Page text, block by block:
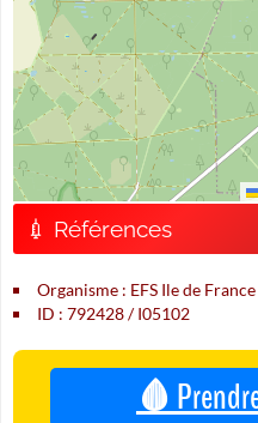
💉 Références
Organisme : EFS Ile de France
ID : 792428 / I05102
🩸